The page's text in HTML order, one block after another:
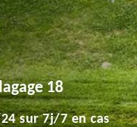
18
sur 7j/7 en cas